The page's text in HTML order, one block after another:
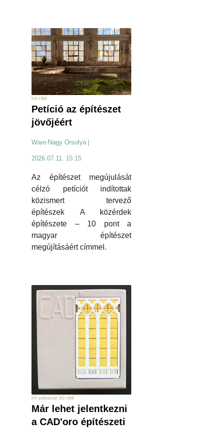
hír cikk
Petíció az építészet
jövőjéért
Ware-Nagy Orsolya |
2026.07.11. 15:15
Az építészet megújulását
célzó petíciót indítottak
közismert tervező
építészek A közérdek
építészete – 10 pont a
magyar építészet
megújításáért címmel.
hír pályázat díj cikk
Már lehet jelentkezni
a CAD'oro építészeti